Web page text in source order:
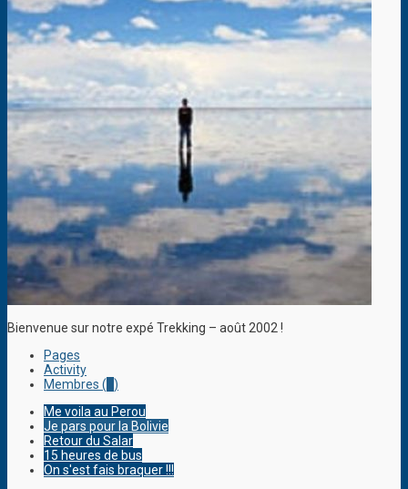
Bienvenue sur notre expé Trekking – août 2002 !
Pages
Activity
Membres ( )
Me voila au Perou
Je pars pour la Bolivie
Retour du Salar
15 heures de bus
On s'est fais braquer !!!